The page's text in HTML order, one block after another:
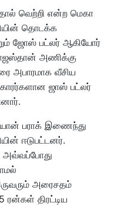
வெற்றி என்ற மெகா
தொடக்க
ஜோஸ் பட்லர் ஆகியோர்
அணிக்கு
அபாரமாக வீசிய
ஜாஸ் பட்லர்
பராக் இணைந்து
ஈடுபட்டனர்.
அவ்வப்போது
அரைசதம்
ரன்கள் திரட்டிய